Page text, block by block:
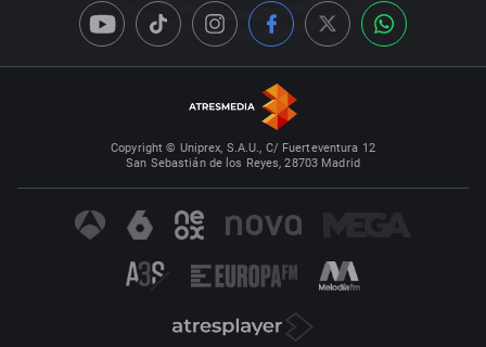
Copyright © Uniprex, S.A.U., C/ Fuerteventura 12
San Sebastián de los Reyes, 28703 Madrid